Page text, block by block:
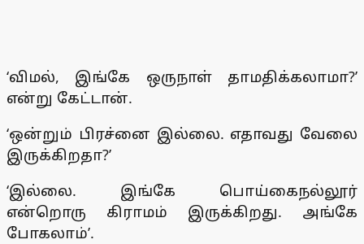
‘விமல், இங்கே ஒருநாள் தாமதிக்கலாமா?’
என்று கேட்டான்.
‘ஒன்றும் பிரச்னை இல்லை. எதாவது வேலை
இருக்கிறதா?’
‘இல்லை. இங்கே பொய்கைநல்லூர்
என்றொரு கிராமம் இருக்கிறது. அங்கே
போகலாம்’.